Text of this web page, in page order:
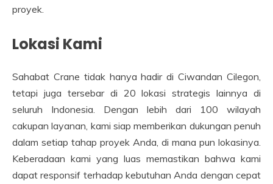
proyek.
Lokasi Kami
Sahabat Crane tidak hanya hadir di Ciwandan Cilegon,
tetapi juga tersebar di 20 lokasi strategis lainnya di
seluruh Indonesia. Dengan lebih dari 100 wilayah
cakupan layanan, kami siap memberikan dukungan penuh
dalam setiap tahap proyek Anda, di mana pun lokasinya.
Keberadaan kami yang luas memastikan bahwa kami
dapat responsif terhadap kebutuhan Anda dengan cepat